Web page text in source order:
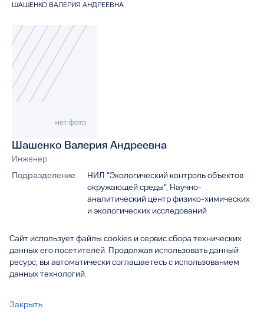
ШАШЕНКО ВАЛЕРИЯ АНДРЕЕВНА
Шашенко Валерия Андреевна
Инженер
Подразделение
НИЛ "Экологический контроль объектов
окружающей среды", Научно-
аналитический центр физико-химических
и экологических исследований
ул. Белорусская, д. 14 Б, каб. НИЧ-404,
Электронная
Сайт использует файлы cookies и сервис сбора технических
данных его посетителей. Продолжая использовать данный
ресурс, вы автоматически соглашаетесь с использованием
данных технологий.
Закрыть